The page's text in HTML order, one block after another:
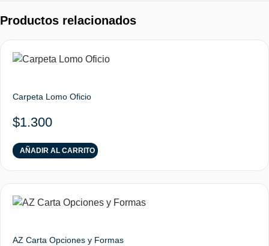
Productos relacionados
Carpeta Lomo Oficio
$1.300
AÑADIR AL CARRITO
AZ Carta Opciones y Formas